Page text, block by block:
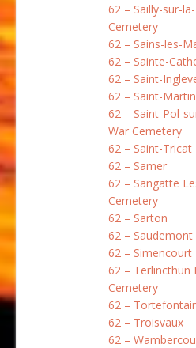
62 – Sailly-sur-
Cemetery
62 – Sains-les-
62 – Sainte-
62 – Saint-
62 – Saint-
62 – Saint-Pol-
War Cemetery
62 – Saint-Tricat
62 – Samer
62 – Sangatte
Cemetery
62 – Sarton
62 – Saudemont
62 – Simencourt
62 – Terlincthun
Cemetery
62 –
62 – Troisvaux
62 –